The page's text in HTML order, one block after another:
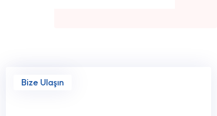
Bize Ulaşın